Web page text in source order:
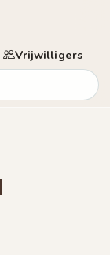
Vrijwilligers